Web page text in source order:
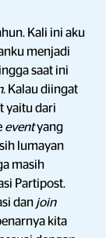
Kali ini aku
menjadi
saat ini
. Kalau diingat
yaitu dari
eventyang
lumayan
masih
Partipost.
dan join
kita